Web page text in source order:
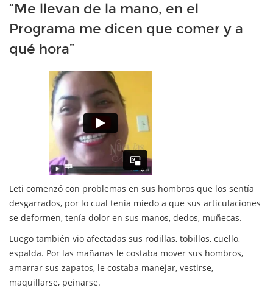
“Me llevan de la mano, en el
Programa me dicen que comer y a
qué hora”
Leti comenzó con problemas en sus hombros que los sentía
desgarrados, por lo cual tenia miedo a que sus articulaciones
se deformen, tenía dolor en sus manos, dedos, muñecas.
Luego también vio afectadas sus rodillas, tobillos, cuello,
espalda. Por las mañanas le costaba mover sus hombros,
amarrar sus zapatos, le costaba manejar, vestirse,
maquillarse, peinarse.